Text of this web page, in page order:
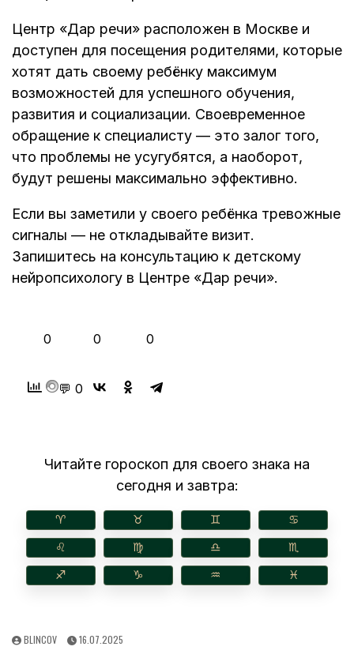
Центр «Дар речи» расположен в Москве и
доступен для посещения родителями, которые
хотят дать своему ребёнку максимум
возможностей для успешного обучения,
развития и социализации. Своевременное
обращение к специалисту — это залог того,
что проблемы не усугубятся, а наоборот,
будут решены максимально эффективно.
Если вы заметили у своего ребёнка тревожные
сигналы — не откладывайте визит.
Запишитесь на консультацию к детскому
нейропсихологу в Центре «Дар речи».
0 0 0
💬 0
Читайте гороскоп для своего знака на
сегодня и завтра:
♈︎ ♉︎ ♊︎ ♋︎
♌︎ ♍︎ ♎︎ ♏︎
♐︎ ♑︎ ♒︎ ♓︎
AUTHOR:
BLINCOV
PUBLISHED
16.07.2025